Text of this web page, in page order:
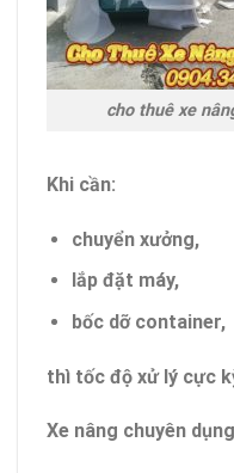
cho thuê xe
Khi cần:
chuyển xưởng,
lắp đặt máy,
bốc dỡ container,
thì tốc độ xử lý cực
Xe nâng chuyên